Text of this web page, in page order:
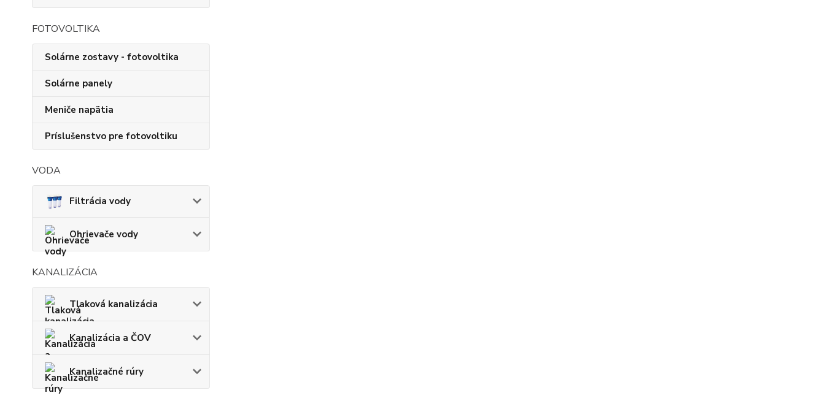
FOTOVOLTIKA
Solárne zostavy - fotovoltika
Solárne panely
Meniče napätia
Príslušenstvo pre fotovoltiku
VODA
Filtrácia vody
Ohrievače vody
KANALIZÁCIA
Tlaková kanalizácia
Kanalizácia a ČOV
Kanalizačné rúry